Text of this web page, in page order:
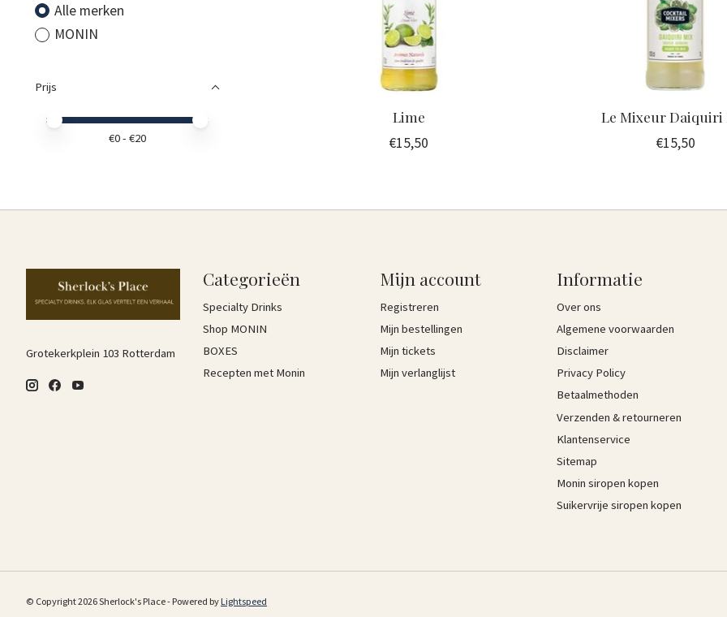
Alle merken
MONIN
Prijs
Minimale prijswaarde
Price maximum value
€0- €20
Lime
€15,50
Le Mixeur Daiquiri
€15,50
Grotekerkplein 103 Rotterdam
Categorieën
Specialty Drinks
Shop MONIN
BOXES
Recepten met Monin
Mijn account
Registreren
Mijn bestellingen
Mijn tickets
Mijn verlanglijst
Informatie
Over ons
Algemene voorwaarden
Disclaimer
Privacy Policy
Betaalmethoden
Verzenden & retourneren
Klantenservice
Sitemap
Monin siropen kopen
Suikervrije siropen kopen
© Copyright 2026 Sherlock's Place - Powered byLightspeed